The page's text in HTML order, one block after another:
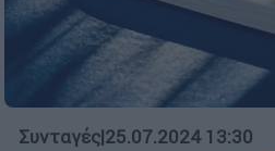
Συνταγές|25.07.2024 13:30